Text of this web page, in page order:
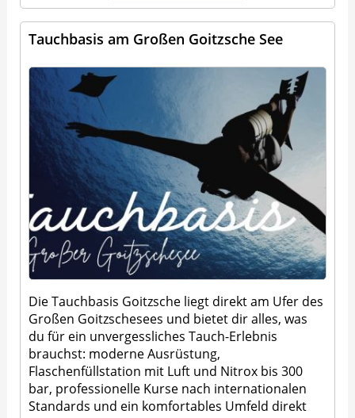
Tauchbasis am Großen Goitzsche See
Die Tauchbasis Goitzsche liegt direkt am Ufer des
Großen Goitzschesees und bietet dir alles, was
du für ein unvergessliches Tauch-Erlebnis
brauchst: moderne Ausrüstung,
Flaschenfüllstation mit Luft und Nitrox bis 300
bar, professionelle Kurse nach internationalen
Standards und ein komfortables Umfeld direkt